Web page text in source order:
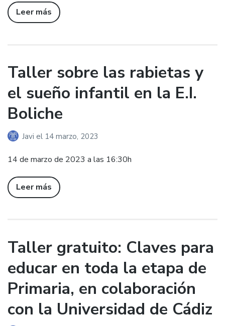
Leer más
Taller sobre las rabietas y
el sueño infantil en la E.I.
Boliche
Javi el 14 marzo, 2023
14 de marzo de 2023 a las 16:30h
Leer más
Taller gratuito: Claves para
educar en toda la etapa de
Primaria, en colaboración
con la Universidad de Cádiz